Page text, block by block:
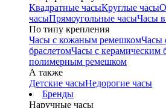
Квадратные часыКруглые часы
часыПрямоугольные часыЧасы
По типу крепления
Часы с кожаным ремешкомЧасы
браслетомЧасы с керамическим
полимерным ремешком
А также
Детские часыНедорогие часы
Бренды
Наручные часы